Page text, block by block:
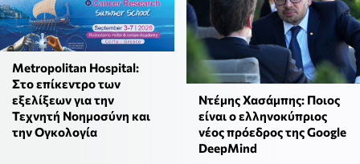
Metropolitan Hospital:
Στο επίκεντρο των
εξελίξεων για την
Τεχνητή Νοημοσύνη και
την Ογκολογία
Ντέμης Χασάμπης: Ποιος
είναι ο ελληνοκύπριος
νέος πρόεδρος της Google
DeepMind